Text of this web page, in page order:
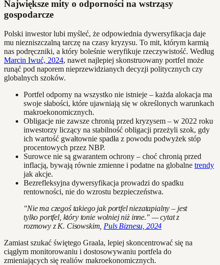
Największe mity o odporności na wstrząsy
gospodarcze
Polski inwestor lubi myśleć, że odpowiednia dywersyfikacja daje
mu niezniszczalną tarczę na czasy kryzysu. To mit, którym karmią
nas podręczniki, a który boleśnie weryfikuje rzeczywistość. Według
Marcin Iwuć, 2024, nawet najlepiej skonstruowany portfel może
runąć pod naporem nieprzewidzianych decyzji politycznych czy
globalnych szoków.
Portfel odporny na wszystko nie istnieje – każda alokacja ma
swoje słabości, które ujawniają się w określonych warunkach
makroekonomicznych.
Obligacje nie zawsze chronią przed kryzysem – w 2022 roku
inwestorzy liczący na stabilność obligacji przeżyli szok, gdy
ich wartość gwałtownie spadła z powodu podwyżek stóp
procentowych przez NBP.
Surowce nie są gwarantem ochrony – choć chronią przed
inflacją, bywają równie zmienne i podatne na globalne trendy
jak akcje.
Bezrefleksyjna dywersyfikacja prowadzi do spadku
rentowności, nie do wzrostu bezpieczeństwa.
"Nie ma czegoś takiego jak portfel niezatapialny – jest
tylko portfel, który tonie wolniej niż inne." — cytat z
rozmowy z K. Cisowskim, Puls Biznesu, 2024
Zamiast szukać świętego Graala, lepiej skoncentrować się na
ciągłym monitorowaniu i dostosowywaniu portfela do
zmieniających się realiów makroekonomicznych.